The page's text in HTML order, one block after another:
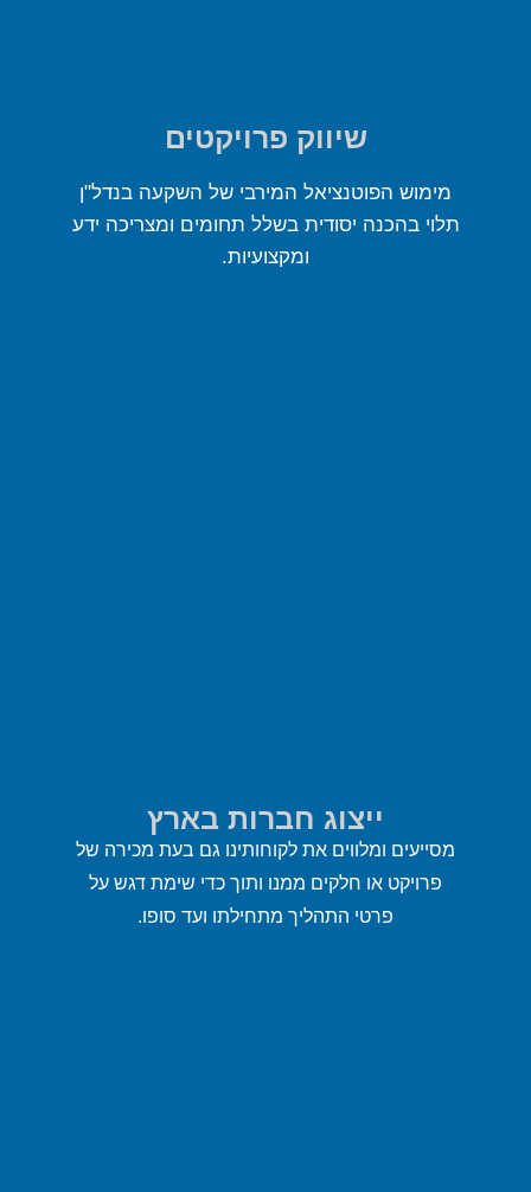
שיווק פרויקטים
מימוש הפוטנציאל המירבי של השקעה בנדל"ן
תלוי בהכנה יסודית בשלל תחומים ומצריכה ידע
ומקצועיות.
ייצוג חברות בארץ
מסייעים ומלווים את לקוחותינו גם בעת מכירה של
פרויקט או חלקים ממנו ותוך כדי שימת דגש על
פרטי התהליך מתחילתו ועד סופו.